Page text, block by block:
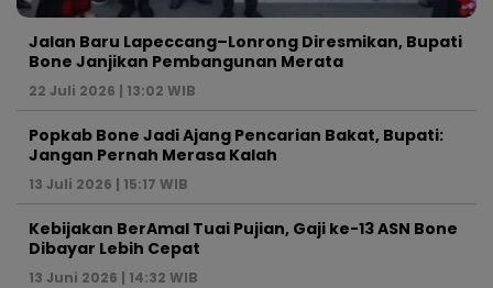
Jalan Baru Lapeccang–Lonrong Diresmikan, Bupati
Bone Janjikan Pembangunan Merata
22 Juli 2026 | 13:02 WIB
Popkab Bone Jadi Ajang Pencarian Bakat, Bupati:
Jangan Pernah Merasa Kalah
13 Juli 2026 | 15:17 WIB
Kebijakan BerAmal Tuai Pujian, Gaji ke-13 ASN Bone
Dibayar Lebih Cepat
13 Juni 2026 | 14:32 WIB